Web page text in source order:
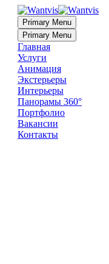
Primary Menu
Primary Menu
Главная
Услуги
Анимация
Экстерьеры
Интерьеры
Панорамы 360°
Портфолио
Вакансии
Контакты